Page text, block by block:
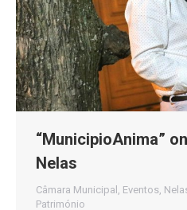
“MunicipioAnima”
Nelas
Câmara Municipal , Eventos,
Património